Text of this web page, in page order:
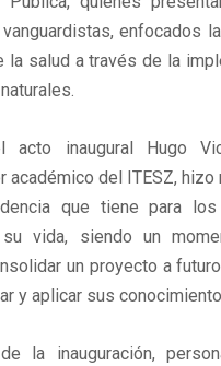
enfocados
la salud a través de la
acto inaugural Hugo
académico del ITESZ, hizo
que tiene para
vida, siendo un
un proyecto a
y aplicar sus
la inauguración,